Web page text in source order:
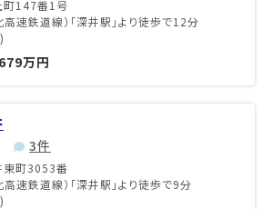
町147番1号
速鉄道線）「深井駅」より徒歩で12分
万円
3件
東町3053番
速鉄道線）「深井駅」より徒歩で9分